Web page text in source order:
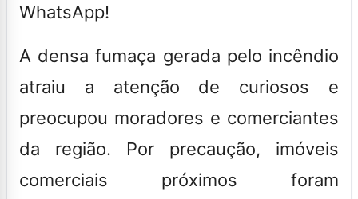
WhatsApp!
A densa fumaça gerada pelo incêndio
atraiu a atenção de curiosos e
preocupou moradores e comerciantes
da região. Por precaução, imóveis
comerciais próximos foram